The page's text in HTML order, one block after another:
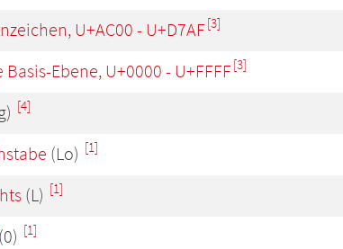
U+AC00 - U+D7AF[3]
Ebene, U+0000 - U+FFFF[3]
[4]
(Lo) [1]
(L) [1]
(0) [1]